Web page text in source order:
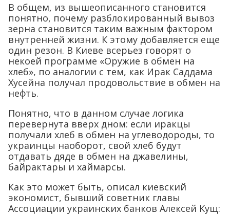
В общем, из вышеописанного становится
понятно, почему разблокированный вывоз
зерна становится таким важным фактором
внутренней жизни. К этому добавляется еще
один резон. В Киеве всерьез говорят о
некоей программе «Оружие в обмен на
хлеб», по аналогии с тем, как Ирак Саддама
Хусейна получал продовольствие в обмен на
нефть.
Понятно, что в данном случае логика
перевернута вверх дном: если иракцы
получали хлеб в обмен на углеводороды, то
украинцы наоборот, свой хлеб будут
отдавать дяде в обмен на джавелины,
байрактары и хаймарсы.
Как это может быть, описал киевский
экономист, бывший советник главы
Ассоциации украинских банков Алексей Кущ: